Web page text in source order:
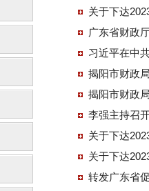
关于下达
广东省财政
习近平在中
揭阳市财政
揭阳市财政
李强主持召
关于下达
关于下达
转发广东省